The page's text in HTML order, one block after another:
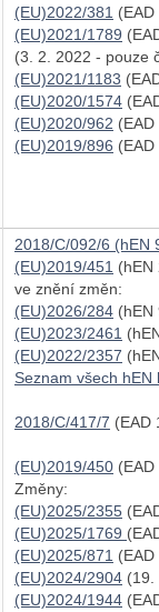
(EU)2022/381
(EU)2021/1789
(3. 2. 2022 - pouze
(EU)2021/1183
(EU)2020/1574
(EU)2020/962
(EU)2019/896
2018/C/092/6 (hEN
(EU)2019/451 (hEN
ve znění změn:
(EU)2026/284 (hEN
(EU)2023/2461
(EU)2022/2357
Seznam všech
2018/C/417/7 (EAD
(EU)2019/450
Změny:
(EU)2025/2355
(EU)2025/1769
(EU)2025/871
(EU)2024/2904 (19.
(EU)2024/1944